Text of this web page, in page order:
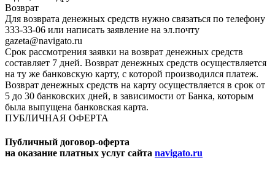
Возврат
Для возврата денежных средств нужно связаться по телефону
333-33-06 или написать заявление на эл.почту
gazeta@navigato.ru
Срок рассмотрения заявки на возврат денежных средств
составляет 7 дней. Возврат денежных средств осуществляется
на ту же банковскую карту, с которой производился платеж.
Возврат денежных средств на карту осуществляется в срок от
5 до 30 банковских дней, в зависимости от Банка, которым
была выпущена банковская карта.
ПУБЛИЧНАЯ ОФЕРТА
Публичный договор-оферта
на оказание платных услуг сайта navigato.ru